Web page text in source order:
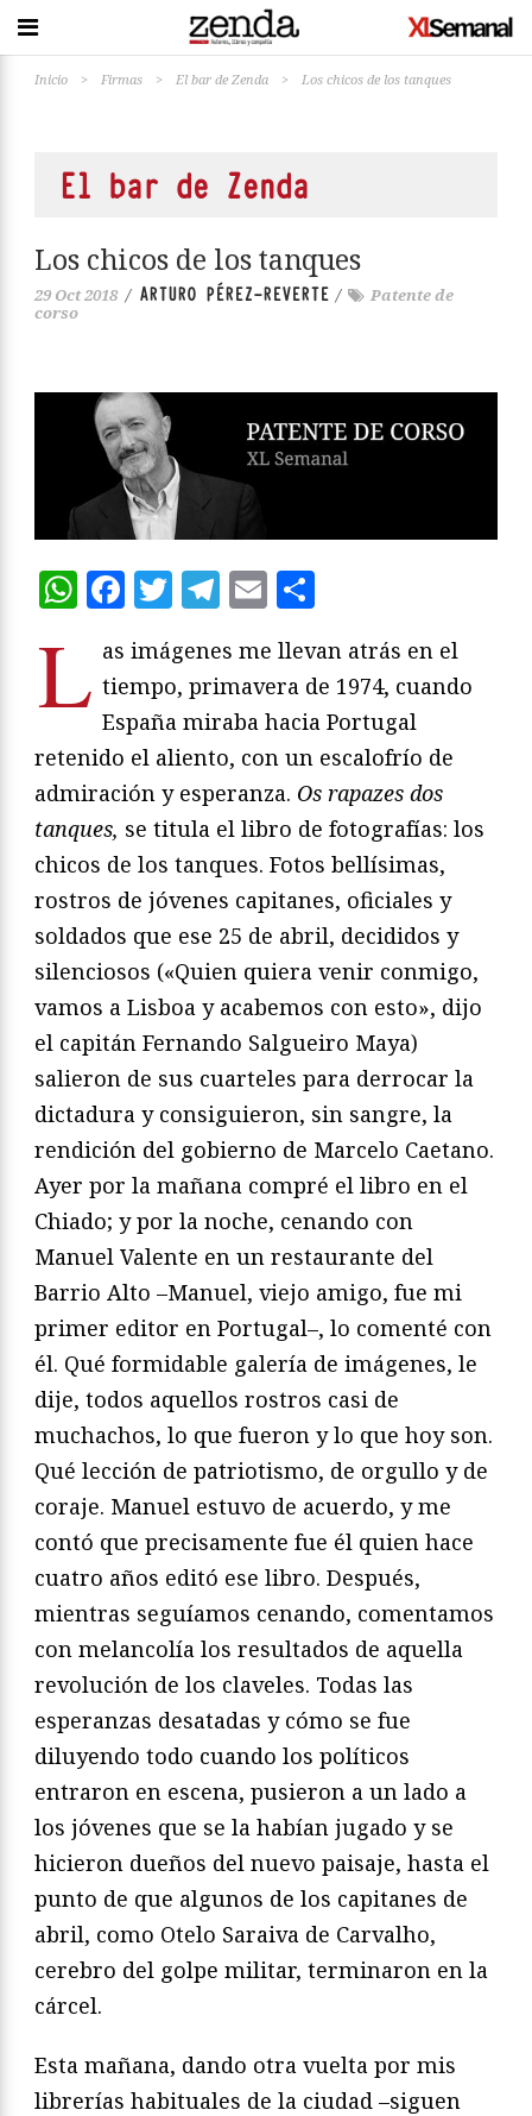
Inicio > Firmas > El bar de Zenda > Los chicos de los tanques
El bar de Zenda
Los chicos de los tanques
29 Oct 2018 / ARTURO PÉREZ-REVERTE /
Patente de
corso
WhatsApp
Facebook
Twitter
Telegram
Email
L as imágenes me llevan atrás en el
tiempo, primavera de 1974, cuando
España miraba hacia Portugal
retenido el aliento, con un escalofrío de
admiración y esperanza. Os rapazes dos
tanques, se titula el libro de fotografías: los
chicos de los tanques. Fotos bellísimas,
rostros de jóvenes capitanes, oficiales y
soldados que ese 25 de abril, decididos y
silenciosos («Quien quiera venir conmigo,
vamos a Lisboa y acabemos con esto», dijo
el capitán Fernando Salgueiro Maya)
salieron de sus cuarteles para derrocar la
dictadura y consiguieron, sin sangre, la
rendición del gobierno de Marcelo Caetano.
Ayer por la mañana compré el libro en el
Chiado; y por la noche, cenando con
Manuel Valente en un restaurante del
Barrio Alto –Manuel, viejo amigo, fue mi
primer editor en Portugal–, lo comenté con
él. Qué formidable galería de imágenes, le
dije, todos aquellos rostros casi de
muchachos, lo que fueron y lo que hoy son.
Qué lección de patriotismo, de orgullo y de
coraje. Manuel estuvo de acuerdo, y me
contó que precisamente fue él quien hace
cuatro años editó ese libro. Después,
mientras seguíamos cenando, comentamos
con melancolía los resultados de aquella
revolución de los claveles. Todas las
esperanzas desatadas y cómo se fue
diluyendo todo cuando los políticos
entraron en escena, pusieron a un lado a
los jóvenes que se la habían jugado y se
hicieron dueños del nuevo paisaje, hasta el
punto de que algunos de los capitanes de
abril, como Otelo Saraiva de Carvalho,
cerebro del golpe militar, terminaron en la
cárcel.
Esta mañana, dando otra vuelta por mis
librerías habituales de la ciudad –siguen